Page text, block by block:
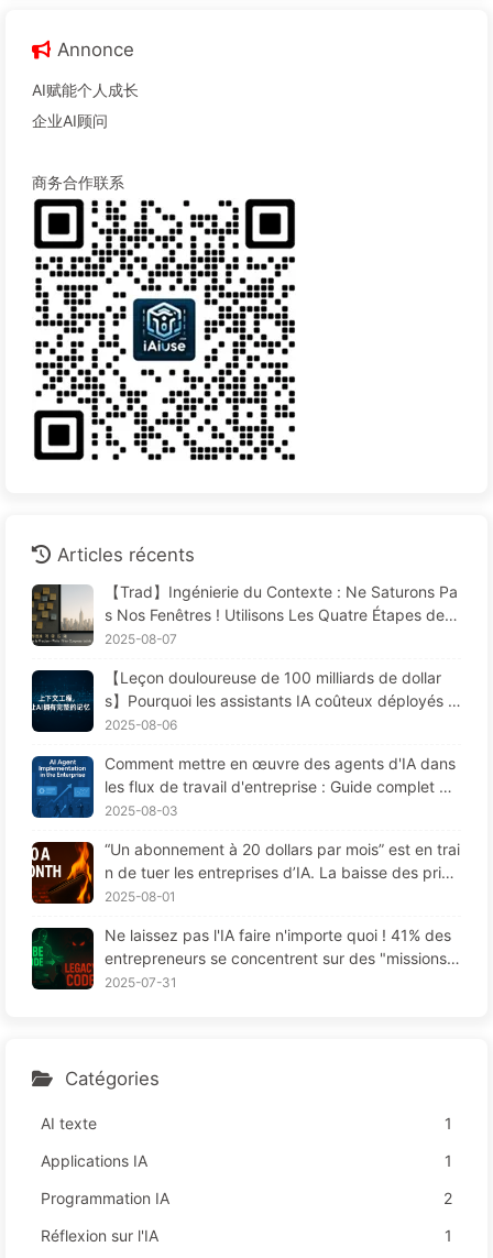
Annonce
AI赋能个人成长
企业AI顾问
商务合作联系
Articles récents
【Trad】Ingénierie du Contexte : Ne Saturons Pa
s Nos Fenêtres ! Utilisons Les Quatre Étapes de R
édaction, Filtrage, Compression et Isolation, Évito
à L'extérieur — Apprenons Lentement L'IA170
2025-08-07
【Leçon douloureuse de 100 milliards de dollar
s】Pourquoi les assistants IA coûteux déployés p
ar les entreprises "oublient" souvent aux moment
d'améliorer leur performance de 90 % ? — Appre
ndre lentement l'IA 169
2025-08-06
Comment mettre en œuvre des agents d'IA dans
les flux de travail d'entreprise : Guide complet po
ur 2025 —— Apprenez l'IA lentement 166
2025-08-03
“Un abonnement à 20 dollars par mois” est en trai
n de tuer les entreprises d’IA. La baisse des prix
des Tokens est une illusion, la vraie dépense en I
2025-08-01
Ne laissez pas l'IA faire n'importe quoi ! 41% des
entrepreneurs se concentrent sur des "missions r
ouges", une technologie insuffisante provoque da
2025-07-31
Catégories
AI texte
1
Applications IA
1
Programmation IA
2
Réflexion sur l'IA
1